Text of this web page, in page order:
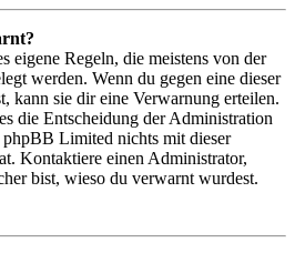
eigene Regeln, die meistens von der
werden. Wenn du gegen eine dieser
kann sie dir eine Verwarnung erteilen.
die Entscheidung der Administration
phpBB Limited nichts mit dieser
Kontaktiere einen Administrator,
bist, wieso du verwarnt wurdest.